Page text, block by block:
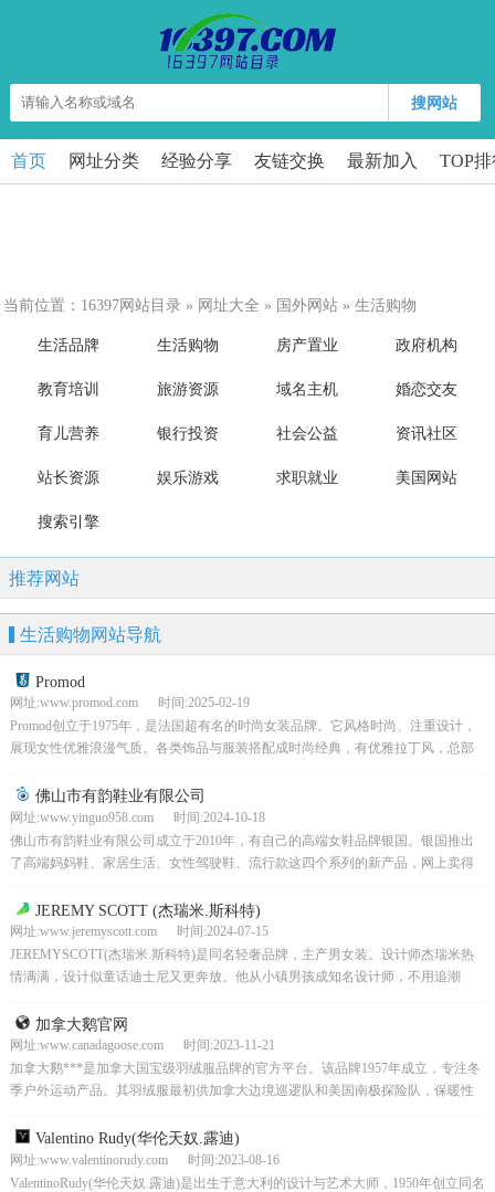
搜网站
首页 网址分类 经验分享 友链交换 最新加入 TOP
当前位置： 16397网站目录 » 网址大全 » 国外网站 » 生活购物
生活品牌 生活购物 房产置业 政府机构
教育培训 旅游资源 域名主机 婚恋交友
育儿营养 银行投资 社会公益 资讯社区
站长资源 娱乐游戏 求职就业 美国网站
搜索引擎
推荐网站
生活购物网站导航
Promod
网址:www.promod.com 时间:2025-02-19
Promod创立于1975年，是法国超有名的时尚女装品牌。它风格时尚、注重设计，
展现女性优雅浪漫气质。各类饰品与服装搭配成时尚经典，有优雅拉丁风，总部
佛山市有韵鞋业有限公司
网址:www.yinguo958.com 时间:2024-10-18
佛山市有韵鞋业有限公司成立于2010年，有自己的高端女鞋品牌银国。银国推出
了高端妈妈鞋、家居生活、女性驾驶鞋、流行款这四个系列的新产品，网上卖得
JEREMY SCOTT (杰瑞米.斯科特)
网址:www.jeremyscott.com 时间:2024-07-15
JEREMYSCOTT(杰瑞米.斯科特)是同名轻奢品牌，主产男女装。设计师杰瑞米热
情满满，设计似童话迪士尼又更奔放。他从小镇男孩成知名设计师，不用追潮
加拿大鹅官网
网址:www.canadagoose.com 时间:2023-11-21
加拿大鹅***是加拿大国宝级羽绒服品牌的官方平台。该品牌1957年成立，专注冬
季户外运动产品。其羽绒服最初供加拿大边境巡逻队和美国南极探险队，保暖性
Valentino Rudy(华伦天奴.露迪)
网址:www.valentinorudy.com 时间:2023-08-16
ValentinoRudy(华伦天奴.露迪)是出生于意大利的设计与艺术大师，1950年创立同名